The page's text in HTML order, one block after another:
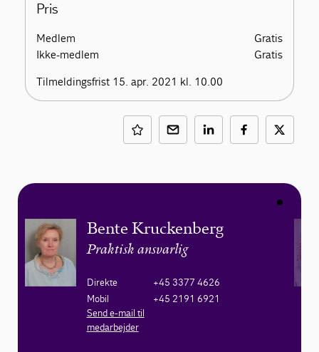
Pris
Medlem
Gratis
Ikke-medlem
Gratis
Tilmeldingsfrist 15. apr. 2021 kl. 10.00
Bente Kruckenberg
Praktisk ansvarlig
Direkte
+45 3377 4626
Mobil
+45 2191 6921
Send e-mail til
medarbejder